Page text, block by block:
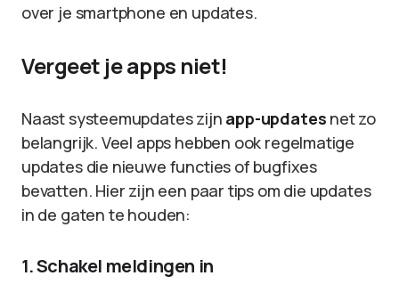
over je smartphone en updates.
Vergeet je apps niet!
Naast systeemupdates zijn app-updates net zo
belangrijk. Veel apps hebben ook regelmatige
updates die nieuwe functies of bugfixes
bevatten. Hier zijn een paar tips om die updates
in de gaten te houden:
1. Schakel meldingen in